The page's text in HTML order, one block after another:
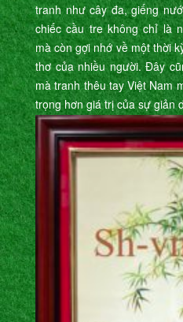
tranh như cây đa, giếng
chiếc cầu tre không chỉ là
mà còn gợi nhớ về một thời
thơ của nhiều người. Đây
mà tranh thêu tay Việt Nam
trọng hơn giá trị của sự giản